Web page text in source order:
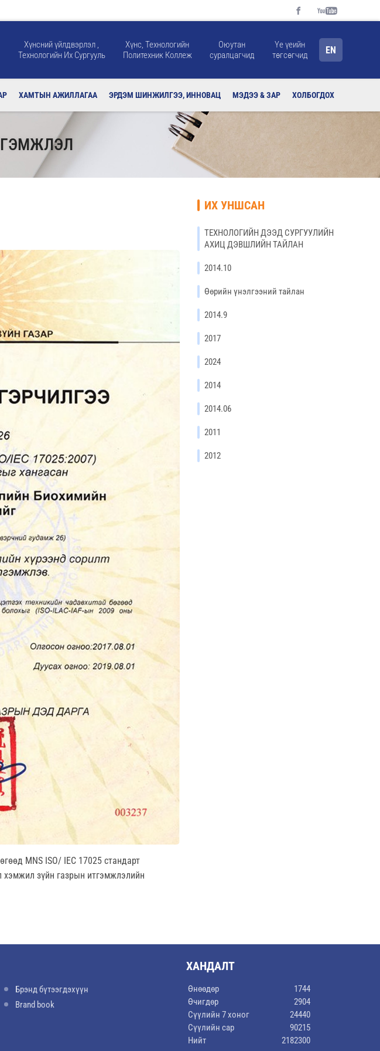
Хүнсний үйлдвэрлэл ,
Технологийн Их Сургууль
Хүнс, Технологийн
Политехник Коллеж
Оюутан
суралцагчид
Үе үеийн
төгсөгчид
EN
ХАМТЫН АЖИЛЛАГАА ЭРДЭМ ШИНЖИЛГЭЭ, ИННОВАЦ МЭДЭЭ & ЗАР ХОЛБОГДОХ
MNS ISO/ IEC 17025 стандарт
зүйн газрын итгэмжлэлийн
ИХ УНШСАН
ТЕХНОЛОГИЙН ДЭЭД СУРГУУЛИЙН
АХИЦ ДЭВШЛИЙН ТАЙЛАН
2014.10
Өөрийн үнэлгээний тайлан
2014.9
2017
2024
2014
2014.06
2011
2012
Брэнд бүтээгдэхүүн
Brand book
ХАНДАЛТ
Өнөөдөр
1744
Өчигдөр
2904
Сүүлийн 7 хоног
24440
Сүүлийн сар
90215
Нийт
2182300